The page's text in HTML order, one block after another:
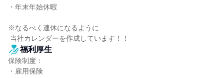
・年末年始休暇
※なるべく連休になるように
当社カレンダーを作成しています！！
福利厚生
保険制度：
・雇用保険